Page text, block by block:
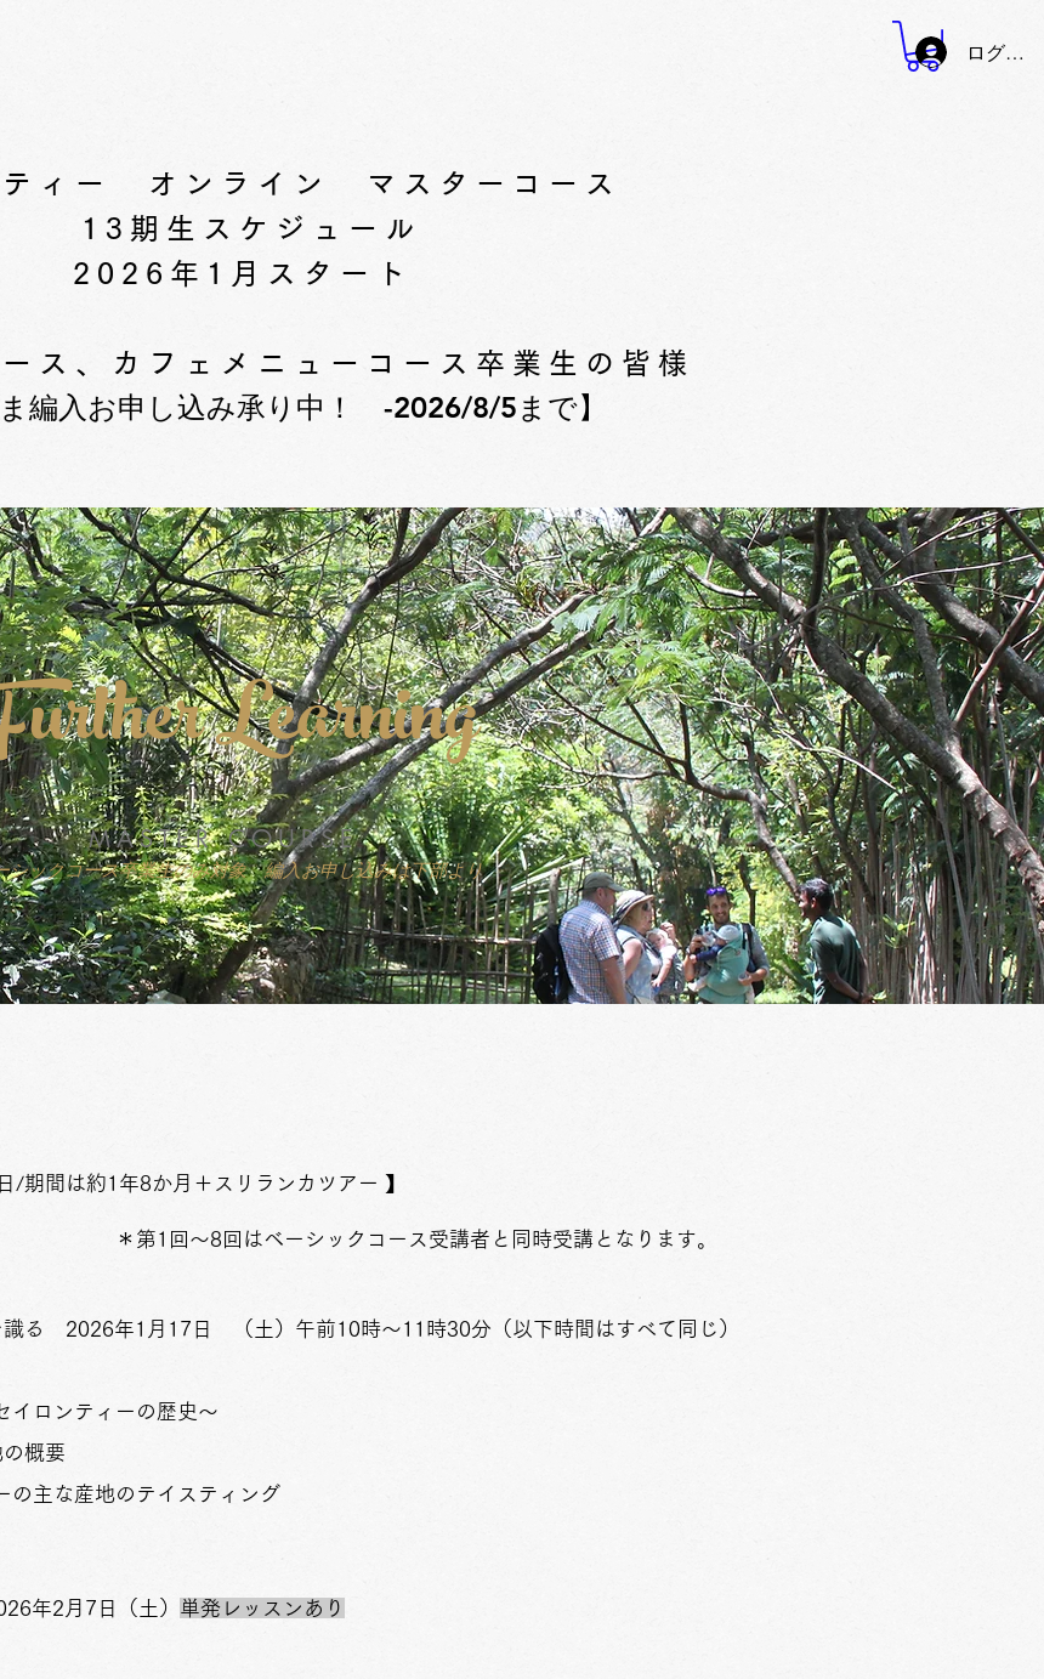
ログイン
ティー オンライン マスターコース
​ 13期生スケジュール
2026年1月スタート
ス、カフェメニューコース卒業生の皆様
ま編入お申し込み承り中！ -2026/8/5まで】
Learning
MASTER COURSE
シックコース卒業生のみ対象 編入お申し込みは下部より
/期間は約1年8か月 ＋スリランカツアー 】
ベーシック​コース受講者と同時受講となります。
る 2026年1月17日 （土）午前10時～11時30分（以下時間はすべて同じ）
ロンティーの歴史～
概要
の主な産地のテイスティング
年2月7日（土） 単発レッスンあり